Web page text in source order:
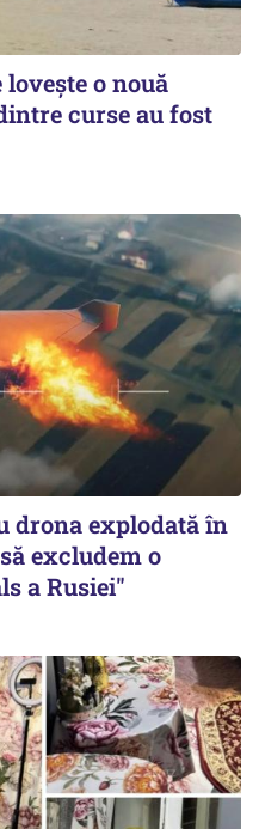
o nouă
curse au fost
drona explodată în
excludem o
a Rusiei"